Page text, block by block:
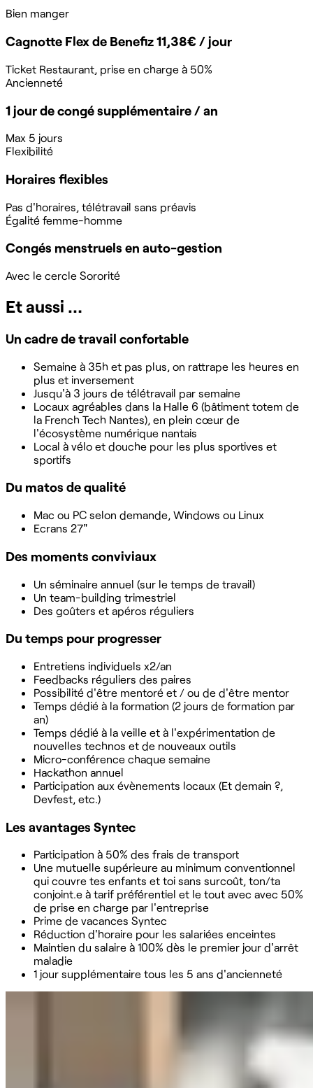
Bien manger
Cagnotte Flex de Benefiz 11,38€ / jour
Ticket Restaurant, prise en charge à 50%
Ancienneté
1 jour de congé supplémentaire / an
Max 5 jours
Flexibilité
Horaires flexibles
Pas d'horaires, télétravail sans préavis
Égalité femme-homme
Congés menstruels en auto-gestion
Avec le cercle Sororité
Et aussi …
Un cadre de travail confortable
Semaine à 35h et pas plus, on rattrape les heures en
plus et inversement
Jusqu'à 3 jours de télétravail par semaine
Locaux agréables dans la Halle 6 (bâtiment totem de
la French Tech Nantes), en plein cœur de
l'écosystème numérique nantais
Local à vélo et douche pour les plus sportives et
sportifs
Du matos de qualité
Mac ou PC selon demande, Windows ou Linux
Ecrans 27"
Des moments conviviaux
Un séminaire annuel (sur le temps de travail)
Un team-building trimestriel
Des goûters et apéros réguliers
Du temps pour progresser
Entretiens individuels x2/an
Feedbacks réguliers des paires
Possibilité d'être mentoré et / ou de d'être mentor
Temps dédié à la formation (2 jours de formation par
an)
Temps dédié à la veille et à l'expérimentation de
nouvelles technos et de nouveaux outils
Micro-conférence chaque semaine
Hackathon annuel
Participation aux évènements locaux (Et demain ?,
Devfest, etc.)
Les avantages Syntec
Participation à 50% des frais de transport
Une mutuelle supérieure au minimum conventionnel
qui couvre tes enfants et toi sans surcoût, ton/ta
conjoint.e à tarif préférentiel et le tout avec avec 50%
de prise en charge par l'entreprise
Prime de vacances Syntec
Réduction d'horaire pour les salariées enceintes
Maintien du salaire à 100% dès le premier jour d'arrêt
maladie
1 jour supplémentaire tous les 5 ans d'ancienneté